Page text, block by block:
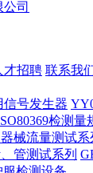
才招聘 联系我
信号发生器
检测量
械流量测试系
管测试系列